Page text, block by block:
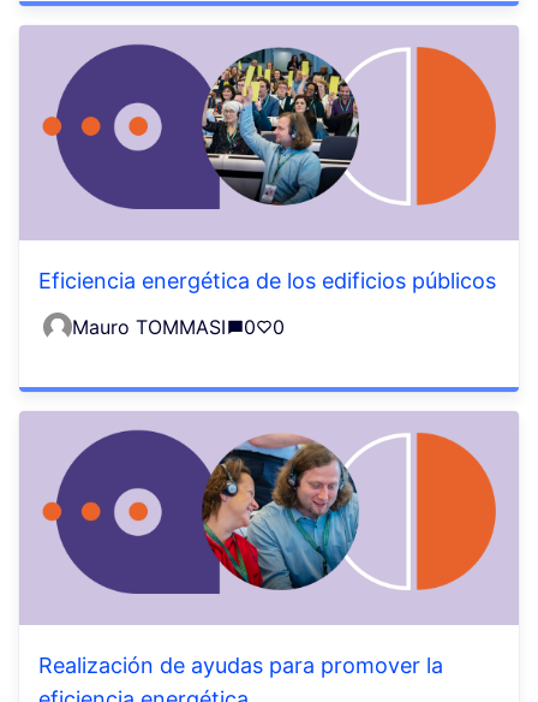
Eficiencia energética de los edificios públicos
Mauro TOMMASI 0 0
Realización de ayudas para promover la